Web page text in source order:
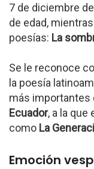
7 de diciembre
de edad,
poesías: La
Se le reconoce
la poesía
más importantes
Ecuador, a la que
como La
Emoción